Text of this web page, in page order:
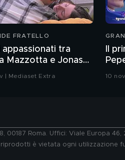
FRATELLO
appassionati tra
Mazzotta e Jonas
| Mediaset Extra
Il
10
00187 Roma. Uffici: Viale Europa
è vietata ogni utilizzazione